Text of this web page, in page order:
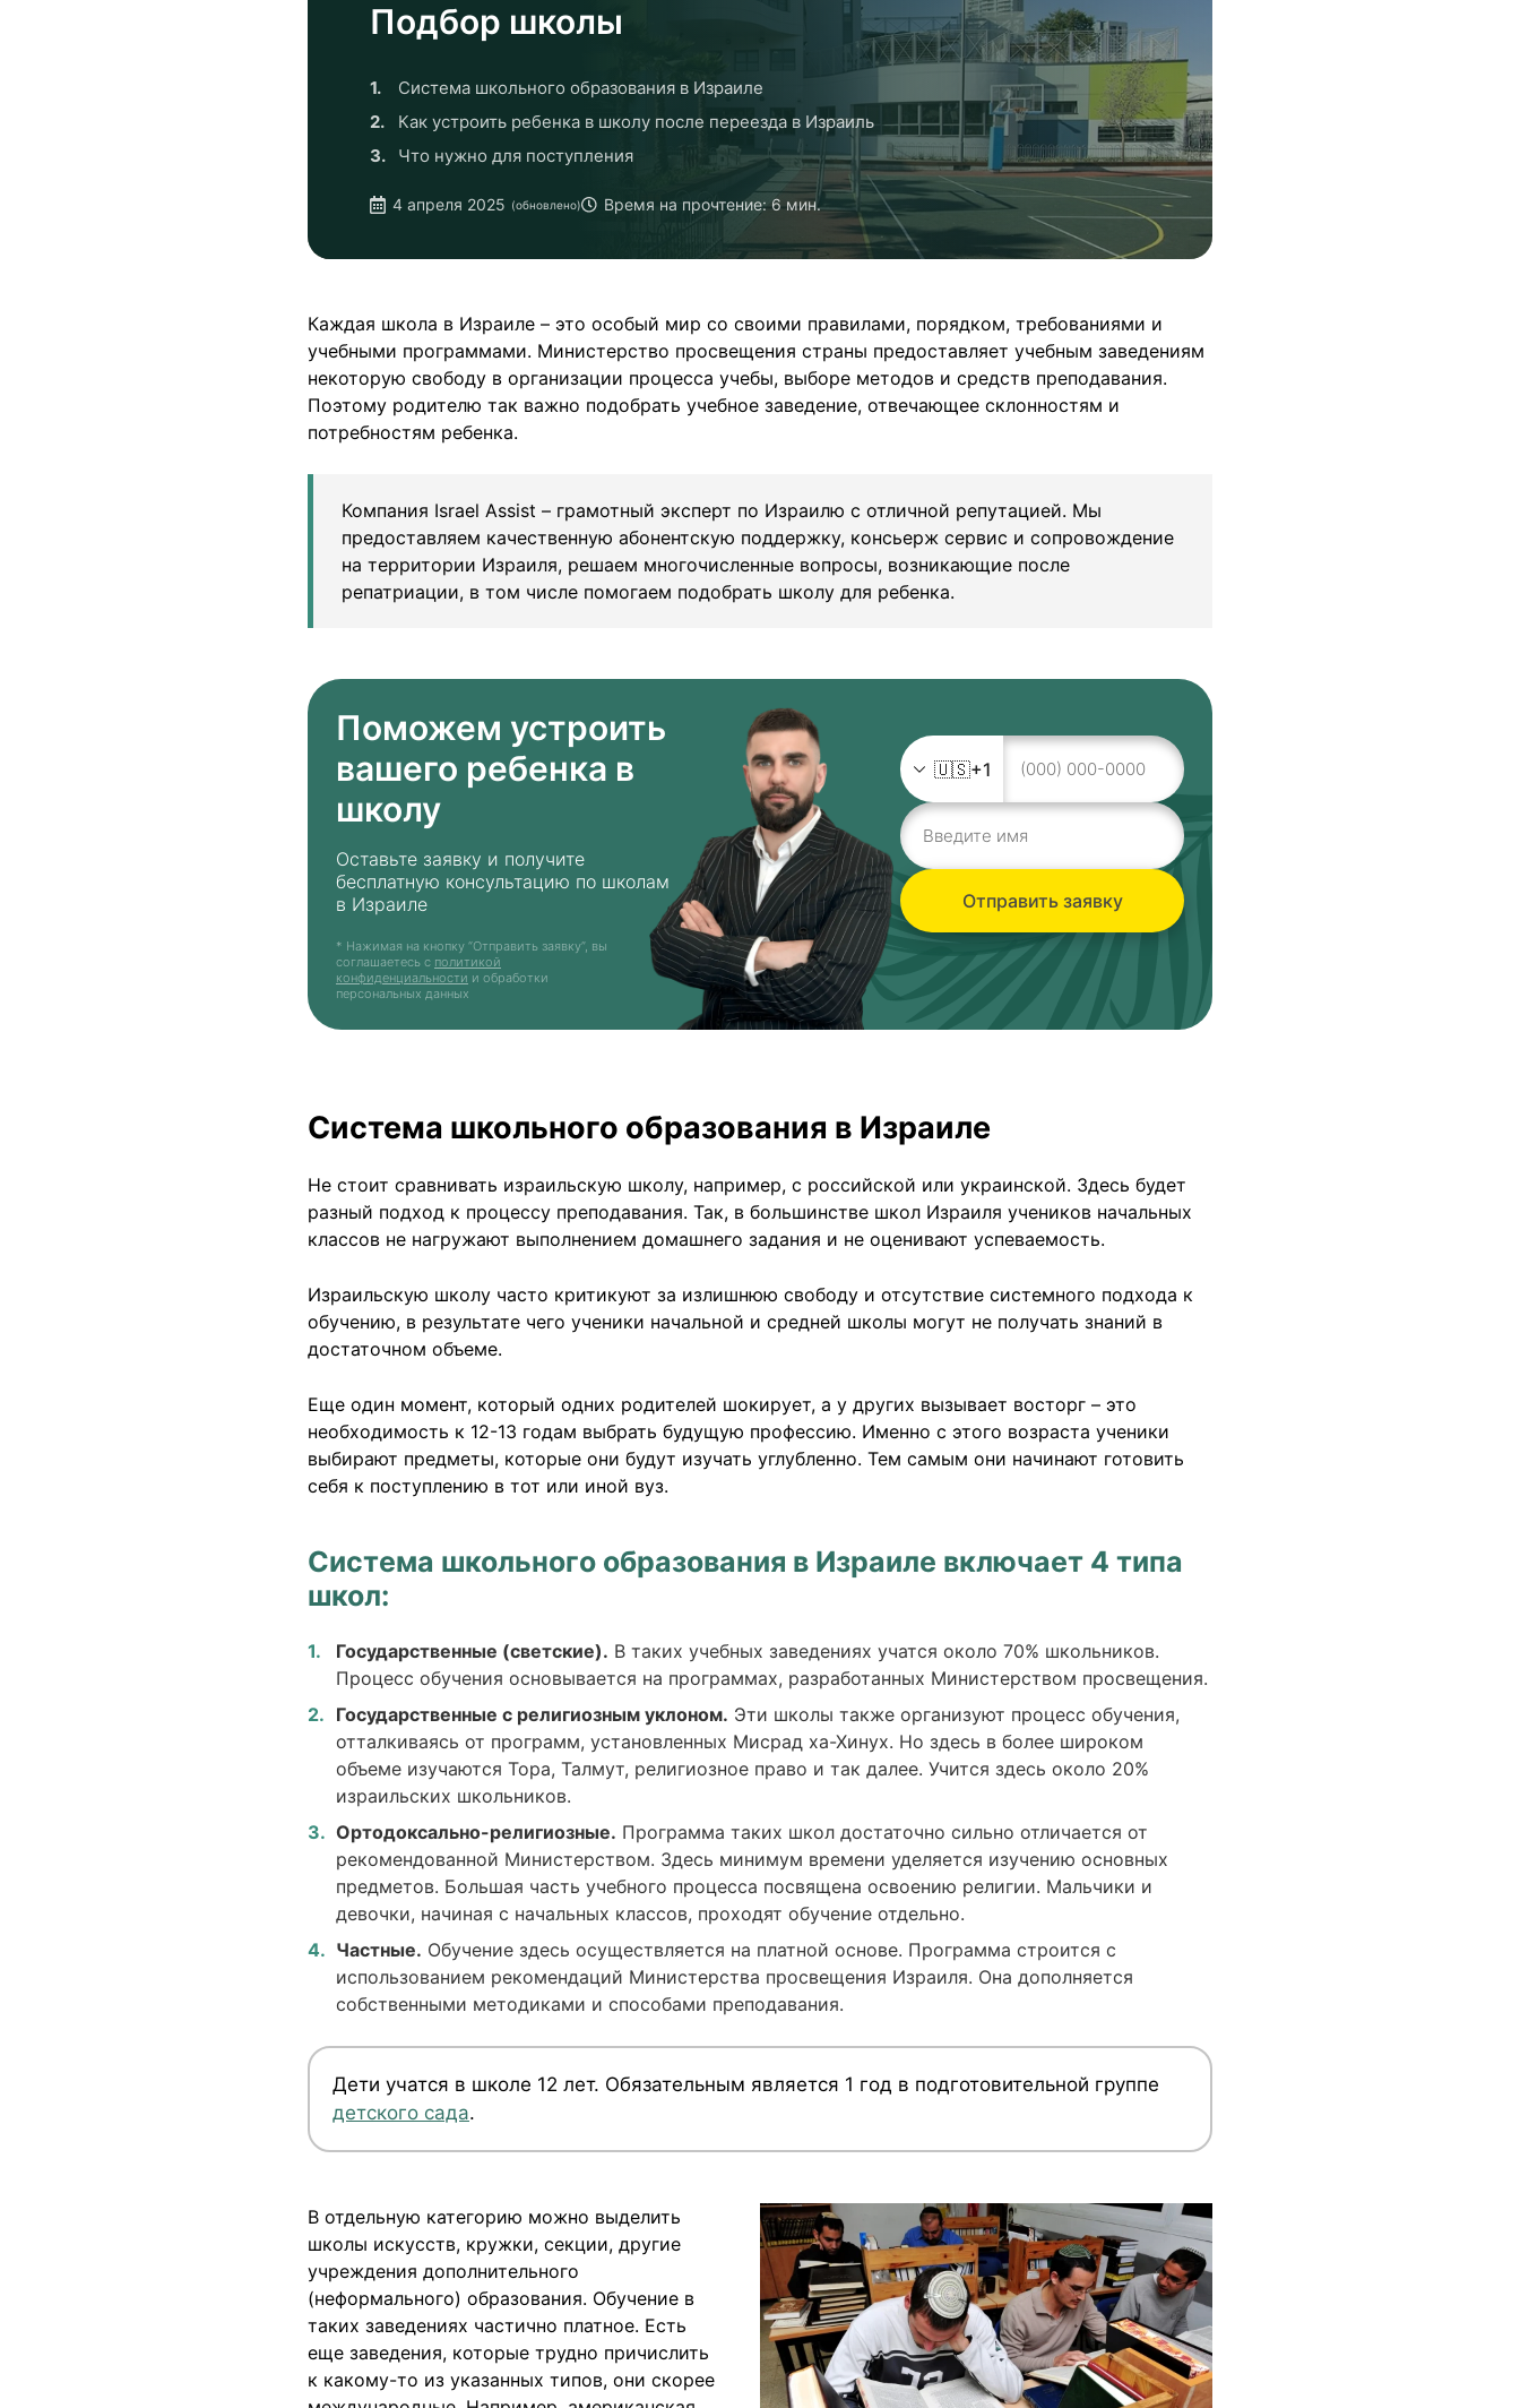
Подбор школы
Система школьного образования в Израиле
Как устроить ребенка в школу после переезда в Израиль
Что нужно для поступления
4 апреля 2025 (обновлено) Время на прочтение: 6 мин.
Каждая школа в Израиле – это особый мир со своими правилами, порядком, требованиями и
учебными программами. Министерство просвещения страны предоставляет учебным заведениям
некоторую свободу в организации процесса учебы, выборе методов и средств преподавания.
Поэтому родителю так важно подобрать учебное заведение, отвечающее склонностям и
потребностям ребенка.
Компания Israel Assist – грамотный эксперт по Израилю с отличной репутацией. Мы
предоставляем качественную абонентскую поддержку, консьерж сервис и сопровождение
на территории Израиля, решаем многочисленные вопросы, возникающие после
репатриации, в том числе помогаем подобрать школу для ребенка.
Поможем устроить
вашего ребенка в
школу
Оставьте заявку и получите
бесплатную консультацию по школам
в Израиле
* Нажимая на кнопку “Отправить заявку”, вы
соглашаетесь с политикой
конфиденциальности и обработки
персональных данных
🇺🇸+1
Отправить заявку
Система школьного образования в Израиле
Не стоит сравнивать израильскую школу, например, с российской или украинской. Здесь будет
разный подход к процессу преподавания. Так, в большинстве школ Израиля учеников начальных
классов не нагружают выполнением домашнего задания и не оценивают успеваемость.
Израильскую школу часто критикуют за излишнюю свободу и отсутствие системного подхода к
обучению, в результате чего ученики начальной и средней школы могут не получать знаний в
достаточном объеме.
Еще один момент, который одних родителей шокирует, а у других вызывает восторг – это
необходимость к 12-13 годам выбрать будущую профессию. Именно с этого возраста ученики
выбирают предметы, которые они будут изучать углубленно. Тем самым они начинают готовить
себя к поступлению в тот или иной вуз.
Система школьного образования в Израиле включает 4 типа
школ:
Государственные (светские). В таких учебных заведениях учатся около 70% школьников.
Процесс обучения основывается на программах, разработанных Министерством просвещения.
Государственные с религиозным уклоном. Эти школы также организуют процесс обучения,
отталкиваясь от программ, установленных Мисрад ха-Хинух. Но здесь в более широком
объеме изучаются Тора, Талмут, религиозное право и так далее. Учится здесь около 20%
израильских школьников.
Ортодоксально-религиозные. Программа таких школ достаточно сильно отличается от
рекомендованной Министерством. Здесь минимум времени уделяется изучению основных
предметов. Большая часть учебного процесса посвящена освоению религии. Мальчики и
девочки, начиная с начальных классов, проходят обучение отдельно.
Частные. Обучение здесь осуществляется на платной основе. Программа строится с
использованием рекомендаций Министерства просвещения Израиля. Она дополняется
собственными методиками и способами преподавания.
Дети учатся в школе 12 лет. Обязательным является 1 год в подготовительной группе
детского сада.
В отдельную категорию можно выделить
школы искусств, кружки, секции, другие
учреждения дополнительного
(неформального) образования. Обучение в
таких заведениях частично платное. Есть
еще заведения, которые трудно причислить
к какому-то из указанных типов, они скорее